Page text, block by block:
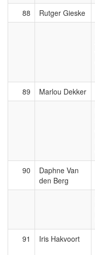
88
Rutger Gieske
89
Marlou Dekker
90
Daphne Van
den Berg
91
Iris Hakvoort